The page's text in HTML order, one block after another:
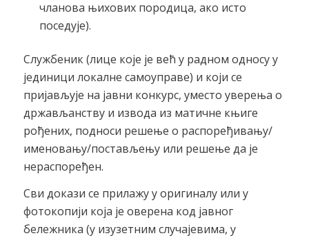
чланова њихових породица, ако исто
поседује).
Службеник (лице које је већ у радном односу у
јединици локалне самоуправе) и који се
пријављује на јавни конкурс, уместо уверења о
држављанству и извода из матичне књиге
рођених, подноси решење о распоређивању/
именовању/постављењу или решење да је
нераспоређен.
Сви докази се прилажу у оригиналу или у
фотокопији која је оверена код јавног
бележника (у изузетним случајевима, у